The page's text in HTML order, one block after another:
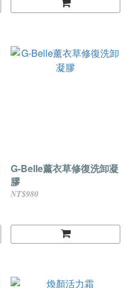
G-Belle薰衣草修復洗卸凝
膠
NT$980